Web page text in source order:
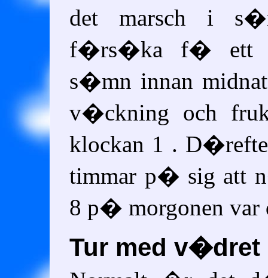
det marsch i
f�rs�ka f� ett
s�mn innan
v�ckning och
klockan 1 .
timmar p� sig att
8 p� morgonen var
Tur med v�dret